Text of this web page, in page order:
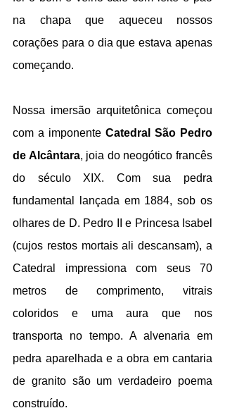
na chapa que aqueceu nossos
corações para o dia que estava apenas
começando.
Nossa imersão arquitetônica começou
com a imponente Catedral São Pedro
de Alcântara, joia do neogótico francês
do século XIX. Com sua pedra
fundamental lançada em 1884, sob os
olhares de D. Pedro II e Princesa Isabel
(cujos restos mortais ali descansam), a
Catedral impressiona com seus 70
metros de comprimento, vitrais
coloridos e uma aura que nos
transporta no tempo. A alvenaria em
pedra aparelhada e a obra em cantaria
de granito são um verdadeiro poema
construído.